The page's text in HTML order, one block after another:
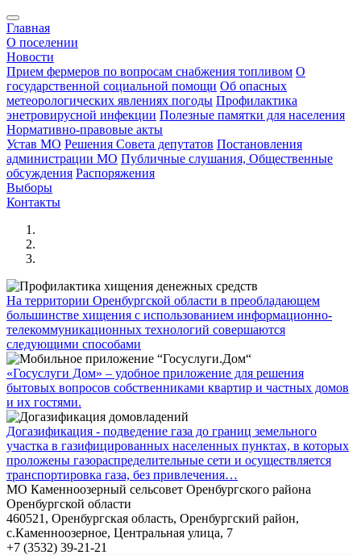
Главная
О поселении
Новости
Прием фермеров по вопросам снабжения топливом О
государственной социальной помощи Об опасных
метеорологических явлениях погоды Профилактика
энетровирусной инфекции Полезные памятки для населения
Нормативно-правовые акты
Устав МО Решения Совета депутатов Постановления
администрации МО Публичные слушания, Общественные
обсуждения Распоряжения
Выборы
Контакты
На территории Оренбургской области в преобладающем
большинстве хищения с использованием информационно-
телекоммуникационных технологий совершаются
следующими способами
«Госуслуги Дом» – удобное приложение для решения
бытовых вопросов собственниками квартир и частных домов
и их гостями.
Догазификация - подведение газа до границ земельного
участка в газифицированных населенных пунктах, в которых
проложены газораспределительные сети и осуществляется
транспортировка газа, без привлечения…
МО Каменноозерный сельсовет Оренбургского района
Оренбургской области
460521, Оренбургская область, Оренбургский район,
с.Каменноозерное, Центральная улица, 7
+7 (3532) 39-21-21